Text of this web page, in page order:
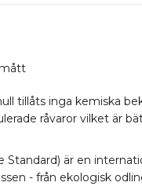
tillåts inga kemiska
råvaror vilket är
Standard) är en
- från ekologisk